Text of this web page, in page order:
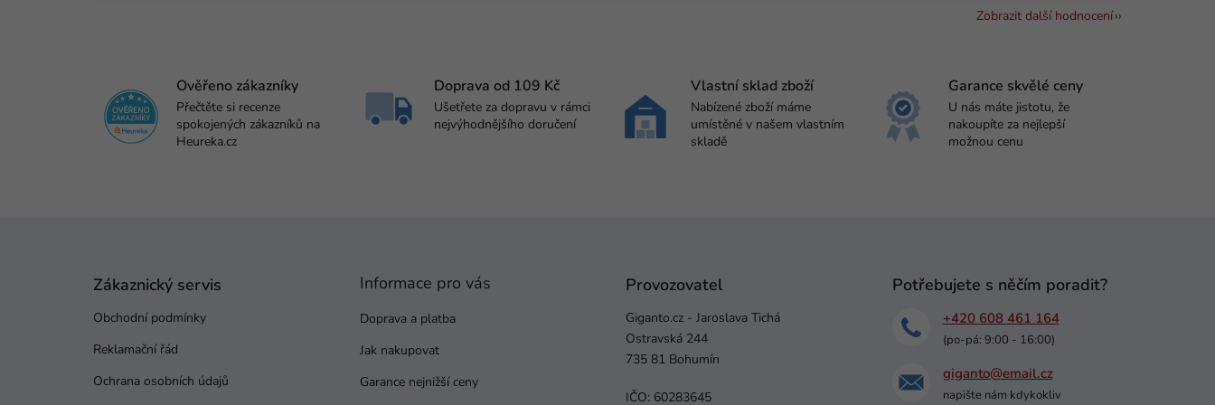
Zobrazit další hodnocení
Ověřeno zákazníky
Přečtěte si recenze
spokojených zákazníků na
Heureka.cz
Doprava od 109 Kč
Ušetřete za dopravu v rámci
nejvýhodnějšího doručení
Vlastní sklad zboží
Nabízené zboží máme
umístěné v našem vlastním
skladě
Garance skvělé ceny
U nás máte jistotu, že
nakoupíte za nejlepší
možnou cenu
Zákaznický servis
Obchodní podmínky
Reklamační řád
Ochrana osobních údajů
Informace pro vás
Doprava a platba
Jak nakupovat
Garance nejnižší ceny
Provozovatel
Giganto.cz - Jaroslava Tichá
Ostravská 244
735 81 Bohumín
IČO: 60283645
Potřebujete s něčím poradit?
+420 608 461 164
(po-pá: 9:00 - 16:00)
giganto@email.cz
napište nám kdykokliv